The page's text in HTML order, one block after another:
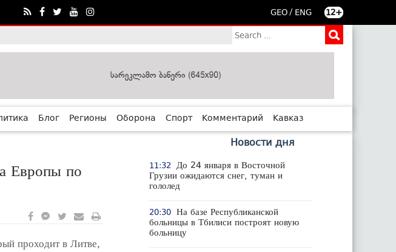
GEO / ENG 12+
Блог Регионы Оборона Спорт Комментарий Кавказ
Европы по
проходит в Литве,
Новости дня
11:32
До 24 января в Восточной
Грузии ожидаются снег, туман и
гололед
20:30 На базе Республиканской
больницы в Тбилиси построят новую
больницу